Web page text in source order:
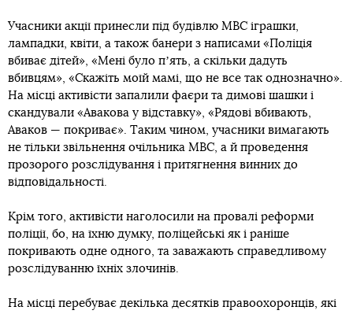
Учасники акції принесли під будівлю МВС іграшки,
лампадки, квіти, а також банери з написами «Поліція
вбиває дітей», «Мені було пʼять, а скільки дадуть
вбивцям», «Скажіть моїй мамі, що не все так однозначно».
На місці активісти запалили фаєри та димові шашки і
скандували «Авакова у відставку», «Рядові вбивають,
Аваков — покриває». Таким чином, учасники вимагають
не тільки звільнення очільника МВС, а й проведення
прозорого розслідування і притягнення винних до
відповідальності.
Крім того, активісти наголосили на провалі реформи
поліції, бо, на їхню думку, поліцейські як і раніше
покривають одне одного, та заважають справедливому
розслідуванню їхніх злочинів.
На місці перебуває декілька десятків правоохоронців, які